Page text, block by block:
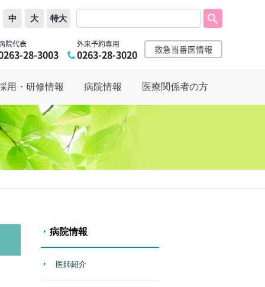
中 大 特大
院代表
28-3003
外来予約専用
0263-28-3020 救急当番医情報
用・研修情報 病院情報 医療関係者の方
病院情報
医師紹介